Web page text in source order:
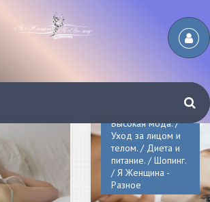
Новинки. / Видео.
Красота. /
Высокая мода. /
Уход за лицом и
телом. / Диета и
питание. / Шопинг.
/ Я Женщина -
Разное